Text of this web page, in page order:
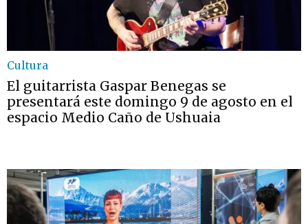
Cultura
El guitarrista Gaspar Benegas se
presentará este domingo 9 de agosto en el
espacio Medio Caño de Ushuaia